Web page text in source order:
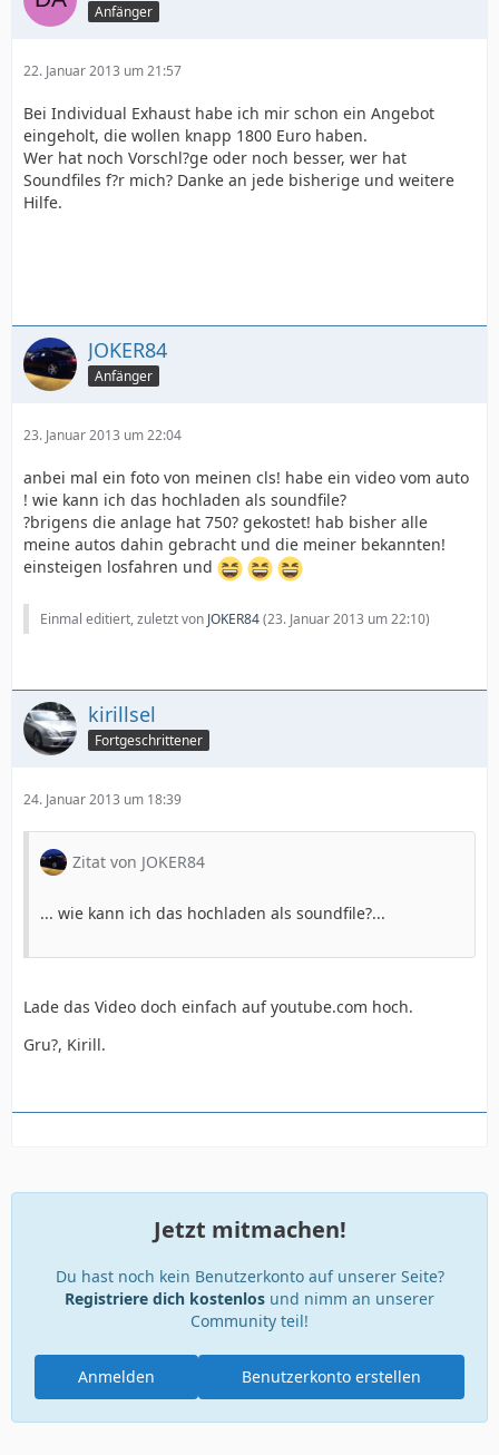
Anfänger
22. Januar 2013 um 21:57
Bei Individual Exhaust habe ich mir schon ein Angebot
eingeholt, die wollen knapp 1800 Euro haben.
Wer hat noch Vorschl?ge oder noch besser, wer hat
Soundfiles f?r mich? Danke an jede bisherige und weitere
Hilfe.
JOKER84
Anfänger
23. Januar 2013 um 22:04
anbei mal ein foto von meinen cls! habe ein video vom auto
! wie kann ich das hochladen als soundfile?
?brigens die anlage hat 750? gekostet! hab bisher alle
meine autos dahin gebracht und die meiner bekannten!
einsteigen losfahren und
Einmal editiert, zuletzt von JOKER84(23. Januar 2013 um 22:10)
kirillsel
Fortgeschrittener
24. Januar 2013 um 18:39
Zitat von JOKER84
... wie kann ich das hochladen als soundfile?...
Lade das Video doch einfach auf youtube.com hoch.
Gru?, Kirill.
Jetzt mitmachen!
Du hast noch kein Benutzerkonto auf unserer Seite?
Registriere dich kostenlos und nimm an unserer
Community teil!
Benutzerkonto erstellen
Anmelden